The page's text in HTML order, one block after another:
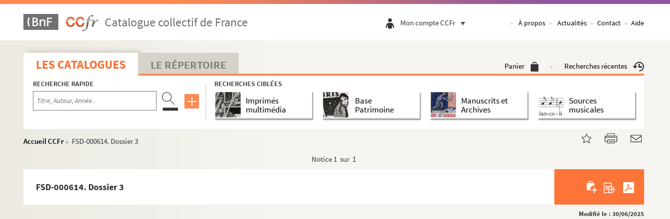
Catalogue collectif de France Mon compte CCFr À propos Actualités Contact Aide
LES CATALOGUES LE RÉPERTOIRE Panier Recherches récentes
RECHERCHE RAPIDE RECHERCHES CIBLÉES
Imprimés
multimédia
Base
Patrimoine
Manuscrits et
Archives
Sources
musicales
Accueil CCFr >
FSD-000614. Dossier 3
Notice 1 sur 1
FSD-000614. Dossier 3
Modifié le : 30/06/2025
Équipes
Coureurs et autres personnalités du cyclisme
B
D
E
G
I
J